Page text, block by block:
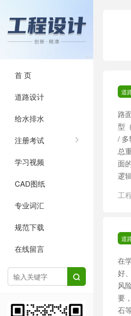
首 页
道路设计
给水排水
注册考试
学习视频
CAD图纸
专业词汇
规范下载
在线留言

道
路
型
/ 多
总
面
逻
工
道
在
好
风
要
石